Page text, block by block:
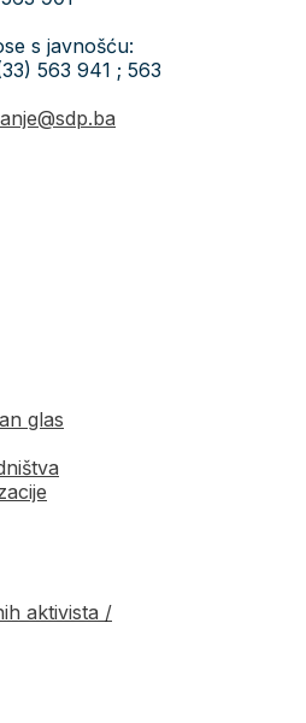
s javnošću:
563 941 ; 563
glas
aktivista /